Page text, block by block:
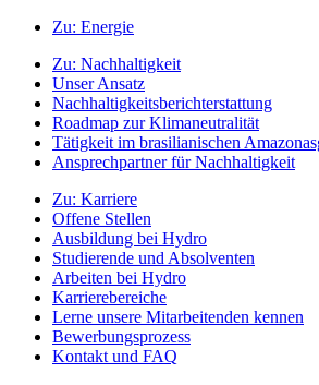
Zu: Energie
Zu: Nachhaltigkeit
Unser Ansatz
Nachhaltigkeitsberichterstattung
Roadmap zur Klimaneutralität
Tätigkeit im brasilianischen
Ansprechpartner für Nachhaltigkeit
Zu: Karriere
Offene Stellen
Ausbildung bei Hydro
Studierende und Absolventen
Arbeiten bei Hydro
Karrierebereiche
Lerne unsere Mitarbeitenden kennen
Bewerbungsprozess
Kontakt und FAQ